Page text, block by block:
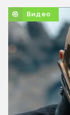
Видео